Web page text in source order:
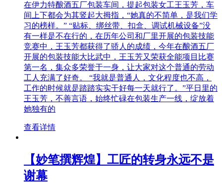
在伊力特酿酒五厂包装车间，提起包装女工王玉芳，车
间上下都会为其竖起大拇指，“她真的不简单，是我们学
习的榜样。” “贴标、绑丝带、扣盒、调试机械设备”没
有一样是不在行的，在历年公司和厂里开展的包装技能
竞赛中，王玉芳都获得了骄人的成绩，今年在酿酒五厂
开展的包装技能大比武中，王玉芳又荣获全能项目比赛
第一名，集众多荣誉于一身，让大家对这个普通的劳动
工人充满了好奇。 “我就是普通人，文化程度也不高，
工作的时候就是踏踏实实干好每一天就行了。”平日里的
王玉芳，不善言语，始终忙碌在包装生产一线，绽放着
她独有的
查看详情
【妙笔撰辉煌】工匠的转身永远不是
谢幕